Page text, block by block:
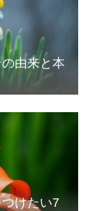
由来と本
けたい7